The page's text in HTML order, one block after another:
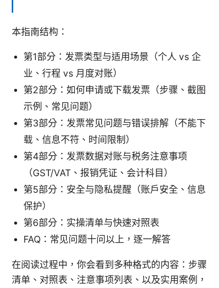
本指南结构：
第1部分：发票类型与适用场景（个人 vs 企
业、行程 vs 月度对账）
第2部分：如何申请或下载发票（步骤、截图
示例、常见问题）
第3部分：发票常见问题与错误排解（不能下
载、信息不符、时间限制）
第4部分：发票数据对账与税务注意事项
（GST/VAT、报销凭证、会计科目）
第5部分：安全与隐私提醒（账户安全、信息
保护）
第6部分：实操清单与快速对照表
FAQ：常见问题十问以上，逐一解答
在阅读过程中，你会看到多种格式的内容：步骤
清单、对照表、注意事项列表、以及实用案例，